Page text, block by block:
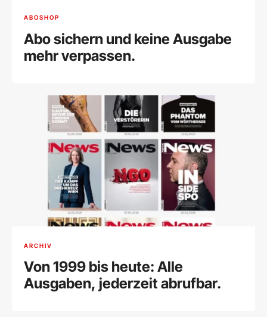
ABOSHOP
Abo sichern und keine Ausgabe
mehr verpassen.
ARCHIV
Von 1999 bis heute: Alle
Ausgaben, jederzeit abrufbar.